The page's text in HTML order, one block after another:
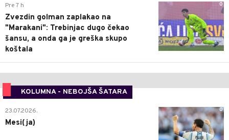
0
Pre 7 h
Zvezdin golman zaplakao na
"Marakani": Trebinjac dugo čekao
šansu, a onda ga je greška skupo
koštala
KOLUMNA - NEBOJŠA ŠATARA
0
23.07.2026.
Mesi(ja)